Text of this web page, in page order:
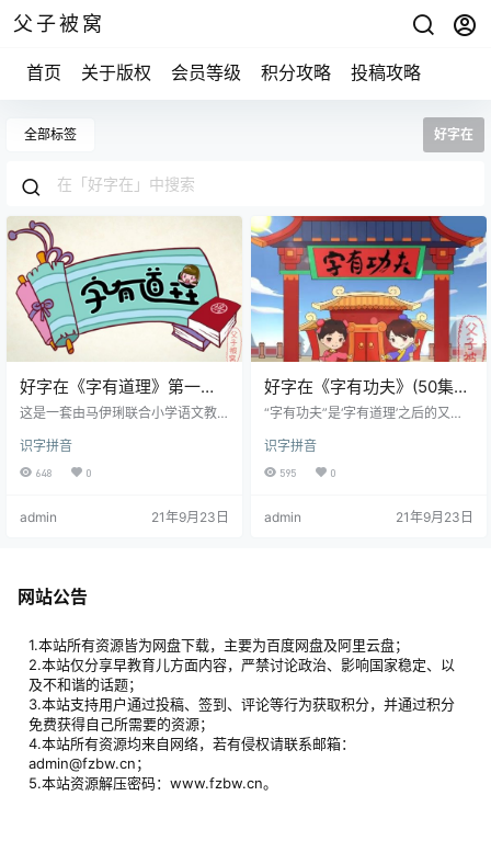
父子被窝
首页 关于版权 会员等级 积分攻略 投稿攻略
全部标签 好字在
好字在《字有道理》第一季
视频课程 附音频及课件
这是一套由马伊琍联合小学语文教
的线上教材。通过历史、寓意、游
戏、绘画等形式让孩子认识汉字，
就是一集小视频，每集一分钟。 每
孩子的差距了。 在传统教育当中，
我们的孩子们在学汉字时，很多都
识字拼音
648 0
admin 21年9月23日
好字在《字有功夫》(50集
全) 视频课程 mp4格式
“字有功夫”是‘字有道理’之后的又一
格尼菲担任制作。为了更直观、清
晰地展示每组易错字之间的区别，
式上经历了几十次的打磨和优化，
识字拼音
595 0
admin 21年9月23日
网站公告
1.本站所有资源皆为网盘下载，主要为百度网盘及阿里云盘；
2.本站仅分享早教育儿方面内容，严禁讨论政治、影响国家稳定、以
及不和谐的话题；
3.本站支持用户通过投稿、签到、评论等行为获取积分，并通过积分
免费获得自己所需要的资源；
4.本站所有资源均来自网络，若有侵权请联系邮箱：
admin@fzbw.cn；
5.本站资源解压密码：www.fzbw.cn。